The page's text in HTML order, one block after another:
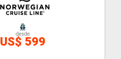
desde
US$ 599